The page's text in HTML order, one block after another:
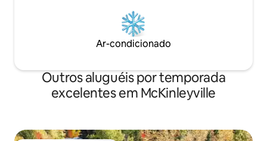
Ar-condicionado
Outros aluguéis por temporada
excelentes em McKinleyville